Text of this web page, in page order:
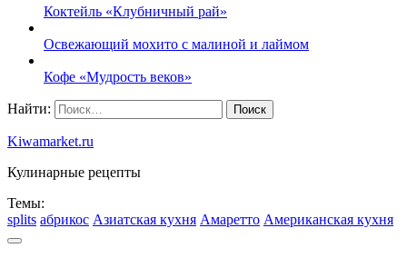
Коктейль «Клубничный рай»
Освежающий мохито с малиной и лаймом
Кофе «Мудрость веков»
Найти:
Kiwamarket.ru
Кулинарные рецепты
Темы:
splits абрикос Азиатская кухня Амаретто Американская кухня